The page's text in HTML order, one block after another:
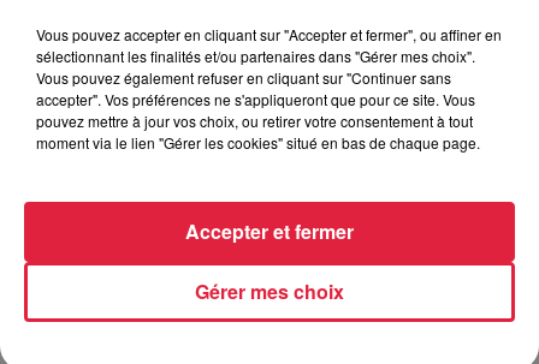
6 août 2026
Au zoo de Mulhouse : rencontre
avec les flamants rouges
À découvrir également
Vous pouvez accepter en cliquant sur "Accepter et fermer", ou affiner en
sélectionnant les finalités et/ou partenaires dans "Gérer mes choix".
Vous pouvez également refuser en cliquant sur "Continuer sans
accepter". Vos préférences ne s'appliqueront que pour ce site. Vous
pouvez mettre à jour vos choix, ou retirer votre consentement à tout
moment via le lien "Gérer les cookies" situé en bas de chaque page.
Gérer mes choix
Accepter et fermer